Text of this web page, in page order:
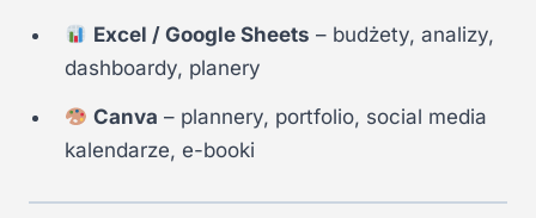
Excel / Google Sheets – budżety, analizy,
dashboardy, planery
Canva – plannery, portfolio, social media
kalendarze, e-booki